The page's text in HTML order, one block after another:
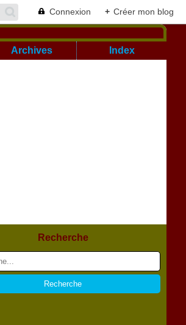
Connexion + Créer mon blog
Archives Index
Recherche